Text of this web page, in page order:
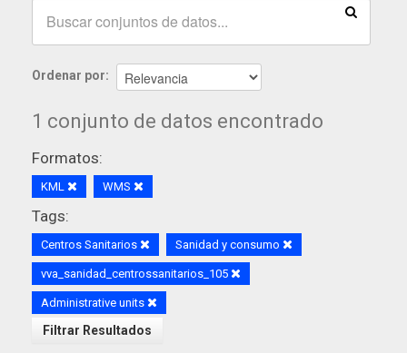
Ordenar por
1 conjunto de datos encontrado
Formatos:
KML WMS
Tags:
Centros Sanitarios Sanidad y consumo
vva_sanidad_centrossanitarios_105
Administrative units
Filtrar Resultados